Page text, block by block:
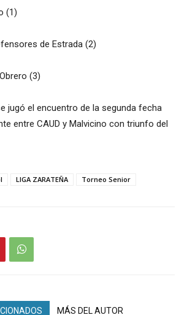
(1)
de Estrada (2)
(3)
jugó el encuentro de la segunda fecha
entre CAUD y Malvicino con triunfo del
LIGA ZARATEÑA Torneo Senior
MÁS DEL AUTOR